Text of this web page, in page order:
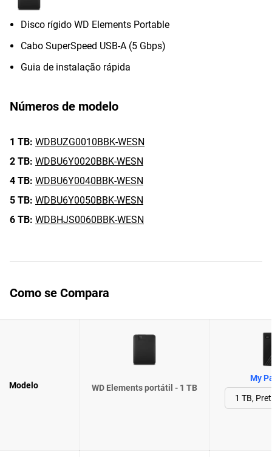
Disco rígido WD Elements Portable
Cabo SuperSpeed USB-A (5 Gbps)
Guia de instalação rápida
Números de modelo
1 TB: WDBUZG0010BBK-WESN
2 TB: WDBU6Y0020BBK-WESN
4 TB: WDBU6Y0040BBK-WESN
5 TB: WDBU6Y0050BBK-WESN
6 TB: WDBHJS0060BBK-WESN
Como se Compara
Modelo WD Elements portátil - 1 TB
My